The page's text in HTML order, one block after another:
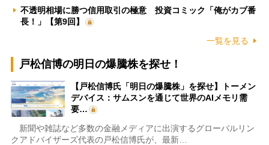
不透明相場に勝つ信用取引の極意 投資コミック「俺がカブ番
長！」【第9回】
一覧を見る
戸松信博の明日の爆騰株を探せ！
【戸松信博氏「明日の爆騰株」を探せ】トーメン
デバイス：サムスンを通じて世界のAIメモリ需
要…
新聞や雑誌など多数の金融メディアに出演するグローバルリン
クアドバイザーズ代表の戸松信博氏が、最新…